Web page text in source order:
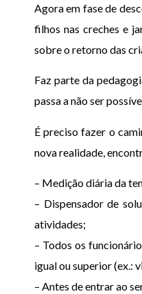
Agora em fase de
filhos nas creches e
sobre o retorno das
Faz parte da
passa a não ser
É preciso fazer o
nova realidade,
– Medição diária da
– Dispensador de
atividades;
– Todos os
igual ou superior (ex.:
– Antes de entrar ao